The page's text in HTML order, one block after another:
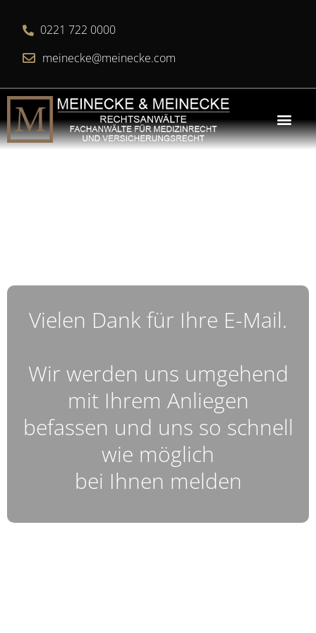
0221 722 0000
meinecke@meinecke.com
Vielen Dank für Ihre E-Mail.
Wir werden uns umgehend
mit Ihrem Anliegen
befassen und uns so schnell
wie möglich
bei Ihnen melden